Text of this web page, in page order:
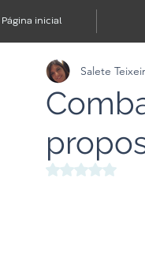
Página inicial
Salete
Avaliado